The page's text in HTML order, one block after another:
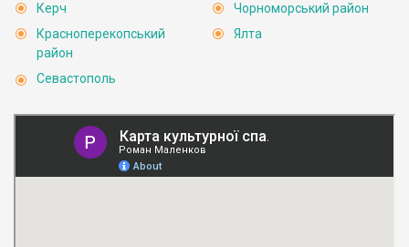
Керч
Красноперекопський
район
Севастополь
Чорноморський район
Ялта